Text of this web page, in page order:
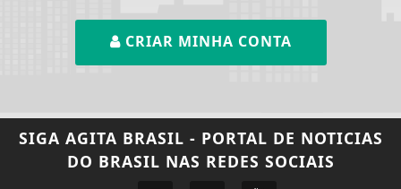
CRIAR MINHA CONTA
SIGA AGITA BRASIL - PORTAL DE NOTICIAS
DO BRASIL NAS REDES SOCIAIS